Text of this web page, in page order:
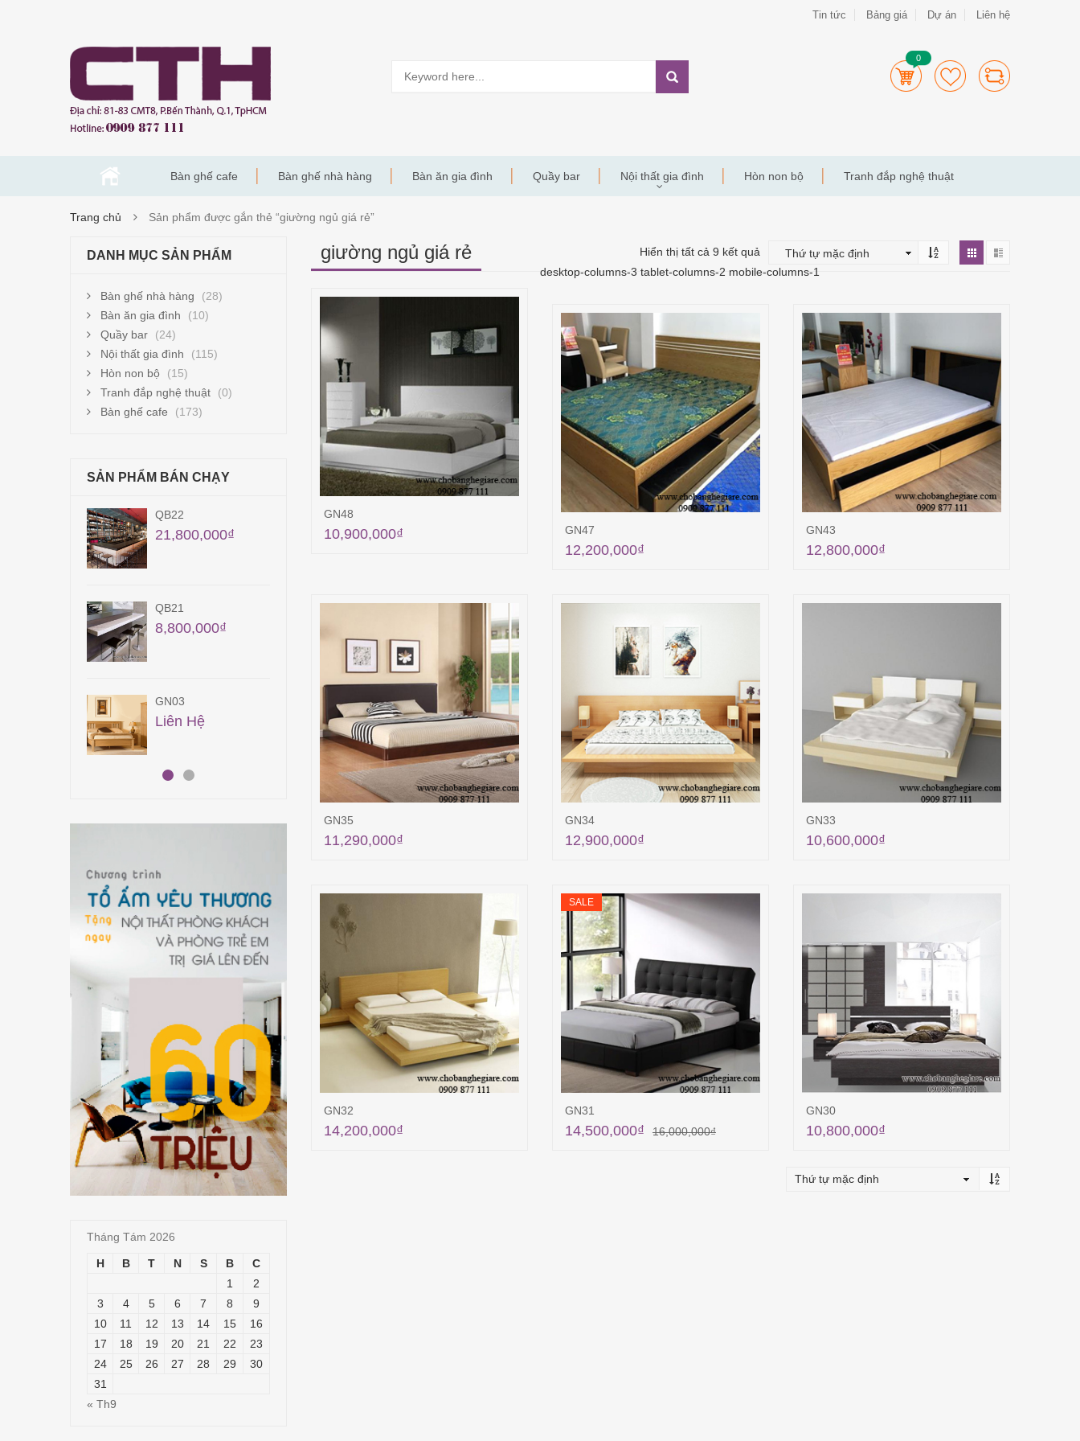
Tin tức Bảng giá Dự án Liên hệ
0
Bàn ghế cafe Bàn ghế nhà hàng Bàn ăn gia đình Quầy bar Nội thất gia đình Hòn non bộ Tranh đắp nghệ thuật
Trang chủ Sản phẩm được gắn thẻ “giường ngủ giá rẻ”
giường ngủ giá rẻ
Hiển thị tất cả 9 kết quả
desktop-columns-3 tablet-columns-2 mobile-columns-1
GN48
10,900,000₫ GN47
12,200,000₫
GN43
12,800,000₫
GN35
11,290,000₫
GN34
12,900,000₫
GN33
10,600,000₫
GN32
14,200,000₫
SALE
GN31
16,000,000₫
14,500,000₫
GN30
10,800,000₫
DANH MỤC SẢN PHẨM
Bàn ghế nhà hàng
(28)
Bàn ăn gia đình
(10)
Quầy bar
(24)
Nội thất gia đình
(115)
Hòn non bộ
(15)
Tranh đắp nghệ thuật
(0)
Bàn ghế cafe
(173)
SẢN PHẨM BÁN CHẠY
QB20
19,600,000₫
GN07
Liên Hệ
CF43
Liên Hệ
Tháng Tám 2026
H B T N S B
C
1
2
3
4 5 6 7 8
9
10
11 12 13 14 15
16
17
18 19 20 21 22
23
24
25 26 27 28 29
30
31
« Th9